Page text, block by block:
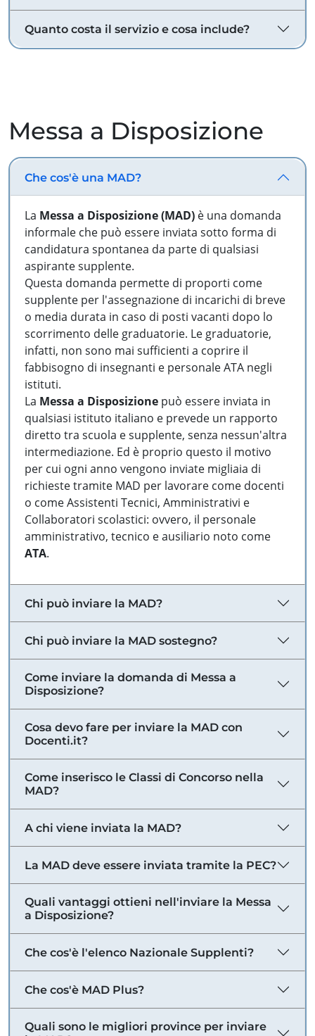
Quanto costa il servizio e cosa include?
Messa a Disposizione
Che cos'è una MAD?
La Messa a Disposizione (MAD) è una domanda
informale che può essere inviata sotto forma di
candidatura spontanea da parte di qualsiasi
aspirante supplente.
Questa domanda permette di proporti come
supplente per l'assegnazione di incarichi di breve
o media durata in caso di posti vacanti dopo lo
scorrimento delle graduatorie. Le graduatorie,
infatti, non sono mai sufficienti a coprire il
fabbisogno di insegnanti e personale ATA negli
istituti.
La Messa a Disposizione può essere inviata in
qualsiasi istituto italiano e prevede un rapporto
diretto tra scuola e supplente, senza nessun'altra
intermediazione. Ed è proprio questo il motivo
per cui ogni anno vengono inviate migliaia di
richieste tramite MAD per lavorare come docenti
o come Assistenti Tecnici, Amministrativi e
Collaboratori scolastici: ovvero, il personale
amministrativo, tecnico e ausiliario noto come
ATA.
Chi può inviare la MAD?
Chi può inviare la MAD sostegno?
Come inviare la domanda di Messa a
Disposizione?
Cosa devo fare per inviare la MAD con
Docenti.it?
Come inserisco le Classi di Concorso nella
MAD?
A chi viene inviata la MAD?
La MAD deve essere inviata tramite la PEC?
Quali vantaggi ottieni nell'inviare la Messa
a Disposizione?
Che cos'è l'elenco Nazionale Supplenti?
Che cos'è MAD Plus?
Quali sono le migliori province per inviare